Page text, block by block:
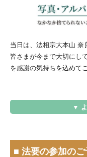
当日は、法相宗大本山 奈
皆さまが今まで大切にし
を感謝の気持ちを込めて
▼
■ 法要の参加の